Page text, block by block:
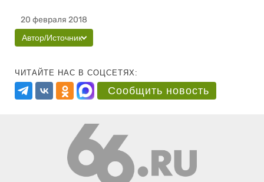
20 февраля 2018
Автор/Источник
ЧИТАЙТЕ НАС В СОЦСЕТЯХ:
Сообщить новость